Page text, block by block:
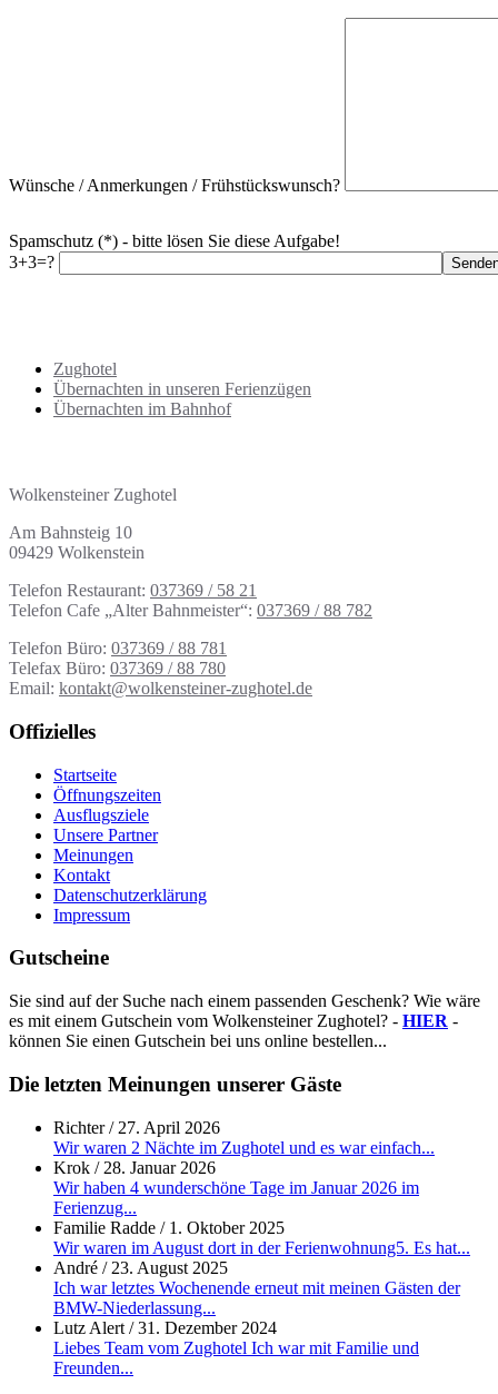
Wünsche / Anmerkungen / Frühstückswunsch?
Spamschutz (*) - bitte lösen Sie diese Aufgabe!
3+3=?
Zughotel
Übernachten in unseren Ferienzügen
Übernachten im Bahnhof
Wolkensteiner Zughotel
Am Bahnsteig 10
09429 Wolkenstein
Telefon Restaurant: 037369 / 58 21
Telefon Cafe „Alter Bahnmeister“: 037369 / 88 782
Telefon Büro: 037369 / 88 781
Telefax Büro: 037369 / 88 780
Email: kontakt@wolkensteiner-zughotel.de
Offizielles
Startseite
Öffnungszeiten
Ausflugsziele
Unsere Partner
Meinungen
Kontakt
Datenschutzerklärung
Impressum
Gutscheine
Sie sind auf der Suche nach einem passenden Geschenk? Wie wäre
es mit einem Gutschein vom Wolkensteiner Zughotel? - HIER -
können Sie einen Gutschein bei uns online bestellen...
Die letzten Meinungen unserer Gäste
Richter/ 27. April 2026
Wir waren 2 Nächte im Zughotel und es war einfach...
Krok / 28. Januar 2026
Wir haben 4 wunderschöne Tage im Januar 2026 im
Ferienzug...
Familie Radde / 1. Oktober 2025
Wir waren im August dort in der Ferienwohnung5. Es hat...
André / 23. August 2025
Ich war letztes Wochenende erneut mit meinen Gästen der
BMW-Niederlassung...
Lutz Alert /31. Dezember 2024
Liebes Team vom Zughotel Ich war mit Familie und
Freunden...